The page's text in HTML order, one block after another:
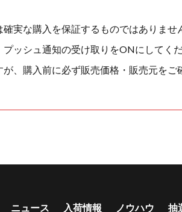
実な購入を保証するものではありませ
ッシュ通知の受け取りをONにしてくだ
、購入前に必ず販売価格・販売元をご
ニュース 入荷情報 ノウハウ 抽